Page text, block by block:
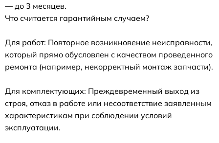
— до 3 месяцев.
Что считается гарантийным случаем?
Для работ: Повторное возникновение неисправности,
который прямо обусловлен с качеством проведенного
ремонта (например, некорректный монтаж запчасти).
Для комплектующих: Преждевременный выход из
строя, отказ в работе или несоответствие заявленным
характеристикам при соблюдении условий
эксплуатации.